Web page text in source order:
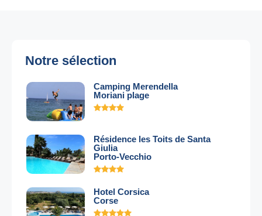
Notre sélection
Camping Merendella
Moriani plage
Résidence les Toits de Santa
Giulia
Porto-Vecchio
Hotel Corsica
Corse